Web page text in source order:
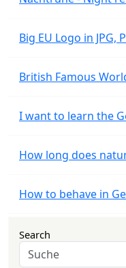
Big EU Logo in JPG,
British Famous
I want to learn the
How long does
How to behave in
Search